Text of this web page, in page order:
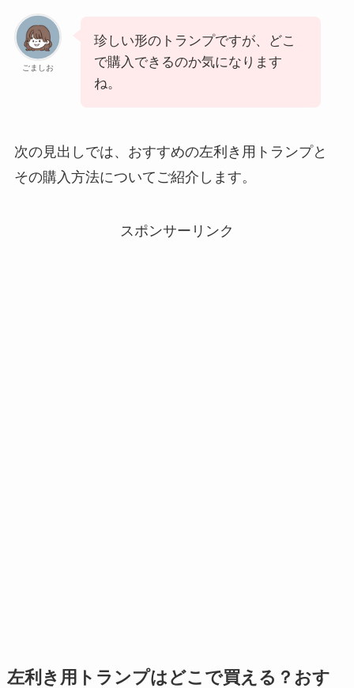
ごましお
珍しい形のトランプですが、どこ
で購入できるのか気になります
ね。
次の見出しでは、おすすめの左利き用トランプと
その購入方法についてご紹介します。
スポンサーリンク
左利き用トランプはどこで買える？おす